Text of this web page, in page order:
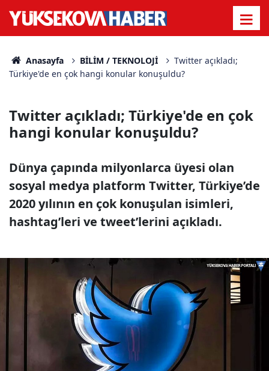
Anasayfa BİLİM / TEKNOLOJİ
Twitter açıkladı;
Türkiye'de en çok hangi konular konuşuldu?
Twitter açıkladı; Türkiye'de en çok
hangi konular konuşuldu?
Dünya çapında milyonlarca üyesi olan
sosyal medya platform Twitter, Türkiye’de
2020 yılının en çok konuşulan isimleri,
hashtag’leri ve tweet’lerini açıkladı.